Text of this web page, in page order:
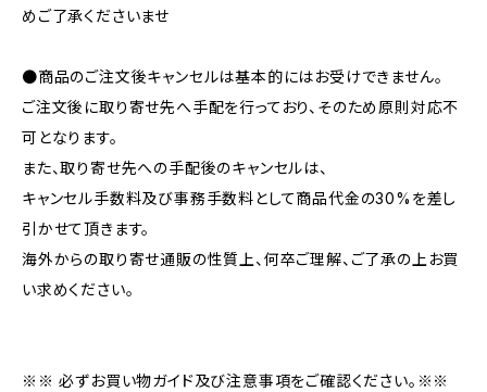
めご了承くださいませ
●商品のご注文後キャンセルは基本的にはお受けできません。
ご注文後に取り寄せ先へ手配を行っており、そのため原則対応不
可となります。
また、取り寄せ先への手配後のキャンセルは、
キャンセル手数料及び事務手数料として商品代金の30%を差し
引かせて頂きます。
海外からの取り寄せ通販の性質上、何卒ご理解、ご了承の上お買
い求めください。
※※ 必ずお買い物ガイド及び注意事項をご確認ください。※※